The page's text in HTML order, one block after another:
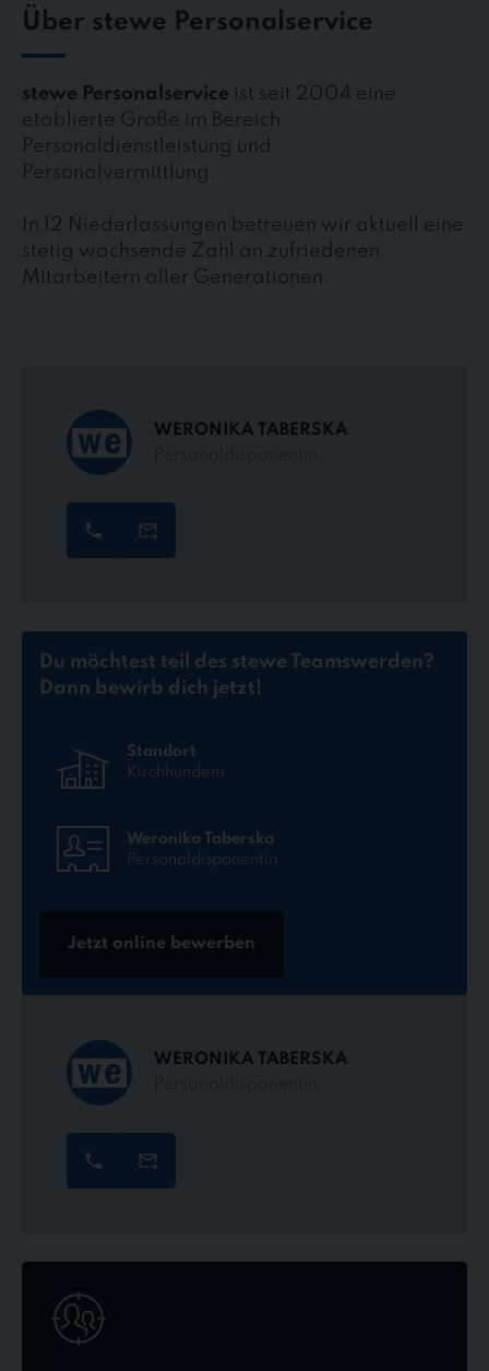
Über stewe Personalservice
stewe Personalservice ist seit 2004 eine
etablierte Größe im Bereich
Personaldienstleistung und
Personalvermittlung.
In 12 Niederlassungen betreuen wir aktuell eine
stetig wachsende Zahl an zufriedenen
Mitarbeitern aller Generationen.
WERONIKA TABERSKA
Du möchtest teil des stewe Teamswerden?
Dann bewirb dich jetzt!
Standort
Kirchhundem
Weronika Taberska
Personaldisponentin
Jetzt online bewerben
WERONIKA TABERSKA
online
bewerben